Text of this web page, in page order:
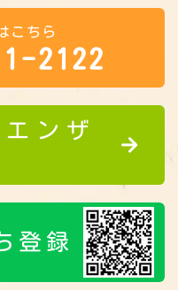
こちら
2122
ンザ
登録